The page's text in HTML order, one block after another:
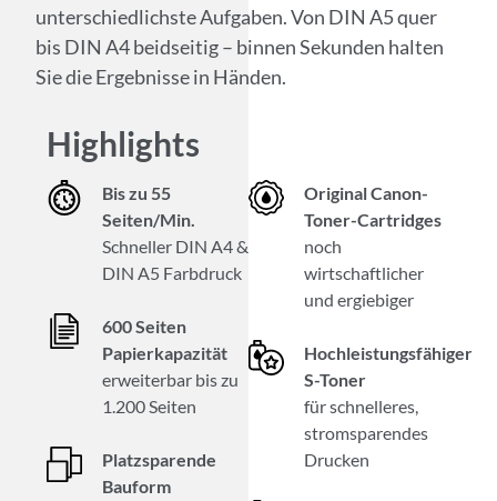
unterschiedlichste Aufgaben. Von DIN A5 quer
bis DIN A4 beidseitig – binnen Sekunden halten
Sie die Ergebnisse in Händen.
Highlights
Bis zu 55
Seiten/Min.
Schneller DIN A4 &
DIN A5 Farbdruck
600 Seiten
Papierkapazität
erweiterbar bis zu
1.200 Seiten
Platzsparende
Bauform
Original Canon-
Toner-Cartridges
noch
wirtschaftlicher
und ergiebiger
Hochleistungsfähiger
S-Toner
für schnelleres,
stromsparendes
Drucken